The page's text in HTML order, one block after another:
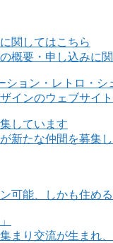
概要・申し込みに
インのウェブサイ
新たな仲間を募集
可能、しかも住め
まり交流が生まれ